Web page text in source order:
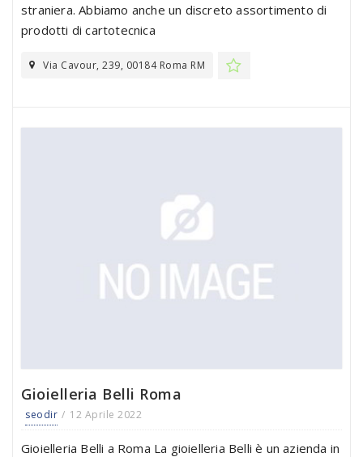
straniera. Abbiamo anche un discreto assortimento di
prodotti di cartotecnica
Via Cavour, 239, 00184 Roma RM
Gioielleria Belli Roma
seodir 12 Aprile 2022
Gioielleria Belli a Roma La gioielleria Belli è un azienda in